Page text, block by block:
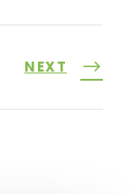
NEXT